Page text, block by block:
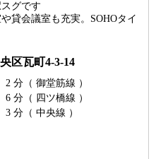
グです
貸会議室も充実。SOHOタイ
区瓦町4-3-14
2 分（ 御堂筋線 ）
6 分（ 四ツ橋線 ）
3 分（ 中央線 ）